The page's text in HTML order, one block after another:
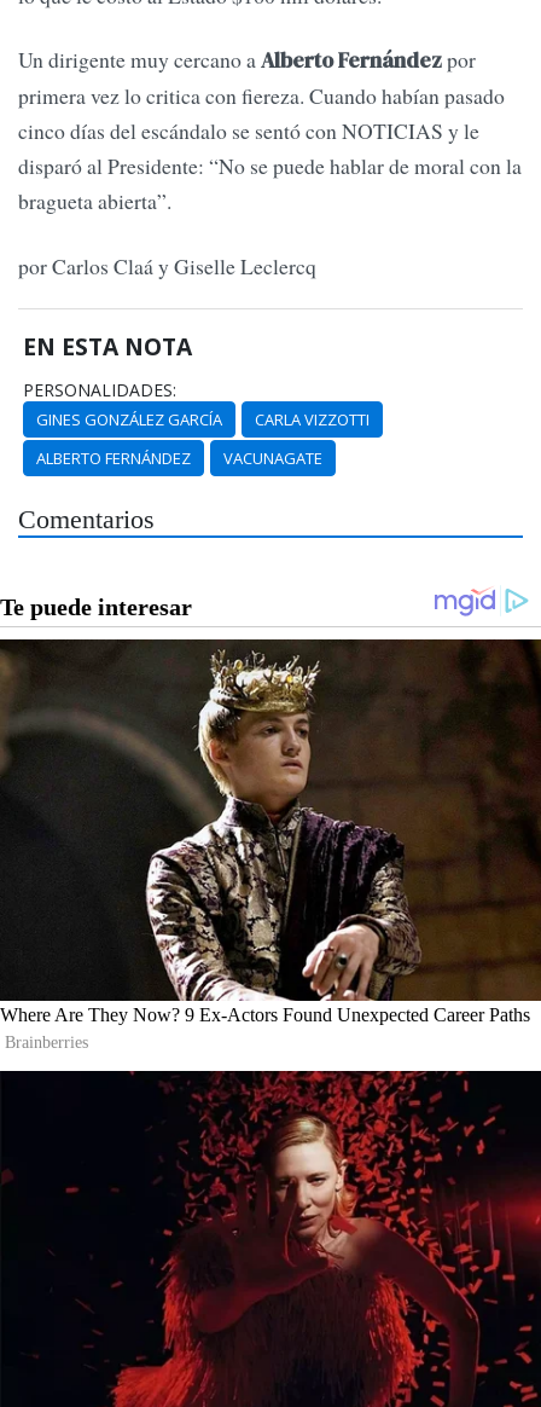
Un dirigente muy cercano aAlberto Fernándezpor
primera vez lo critica con fiereza. Cuando habían pasado
cinco días del escándalo se sentó con NOTICIAS y le
disparó al Presidente: “No se puede hablar de moral con la
bragueta abierta”.
por Carlos Claá y Giselle Leclercq
EN ESTA NOTA
PERSONALIDADES:
GINES GONZÁLEZ GARCÍA
CARLA VIZZOTTI
ALBERTO FERNÁNDEZ
VACUNAGATE
Comentarios